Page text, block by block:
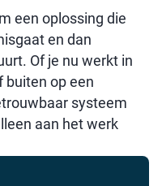
een oplossing die
en dan
Of je nu werkt in
buiten op een
systeem
aan het werk